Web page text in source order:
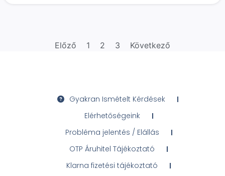
Előző 1 2 3 Következő
Gyakran Ismételt Kérdések
Elérhetőségeink
Probléma jelentés / Elállás
OTP Áruhitel Tájékoztató
Klarna fizetési tájékoztató